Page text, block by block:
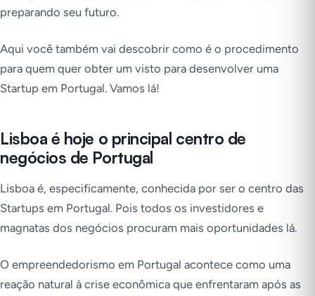
preparando seu futuro.
Aqui você também vai descobrir como é o procedimento
para quem quer obter um visto para desenvolver uma
Startup em Portugal. Vamos lá!
Lisboa é hoje o principal centro de
negócios de Portugal
Lisboa é, especificamente, conhecida por ser o centro das
Startups em Portugal. Pois todos os investidores e
magnatas dos negócios procuram mais oportunidades lá.
O empreendedorismo em Portugal acontece como uma
reação natural à crise econômica que enfrentaram após as